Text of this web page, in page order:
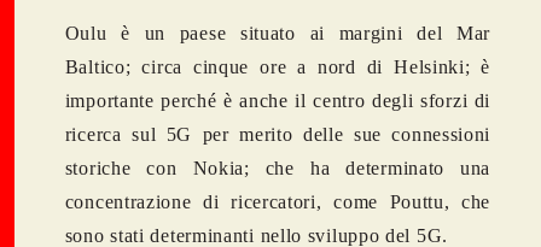
Oulu è un paese situato ai margini del Mar
Baltico; circa cinque ore a nord di Helsinki; è
importante perché è anche il centro degli sforzi di
ricerca sul 5G per merito delle sue connessioni
storiche con Nokia; che ha determinato una
concentrazione di ricercatori, come Pouttu, che
sono stati determinanti nello sviluppo del 5G.